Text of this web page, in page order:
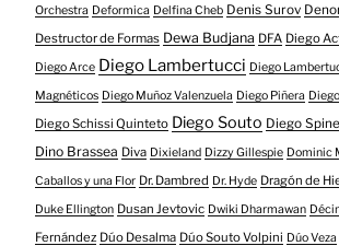
Orchestra Deformica Delfina Cheb Denis Surov
Destructor de Formas Dewa Budjana DFA Diego
Diego Arce Diego Lambertucci Diego
Magnéticos Diego Muñoz Valenzuela Diego Piñera
Diego Schissi Quinteto Diego Souto Diego
Dino Brassea Diva Dixieland Dizzy Gillespie Dominic
Caballos y una Flor Dr. Dambred Dr. Hyde Dragón de
Duke Ellington Dusan Jevtovic Dwiki Dharmawan
Fernández Dúo Desalma Dúo Souto Volpini Dúo Veza